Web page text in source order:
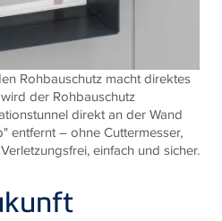
Rohbauschutz macht direktes
der Rohbauschutz
direkt an der Wand
entfernt – ohne Cuttermesser,
einfach und sicher.